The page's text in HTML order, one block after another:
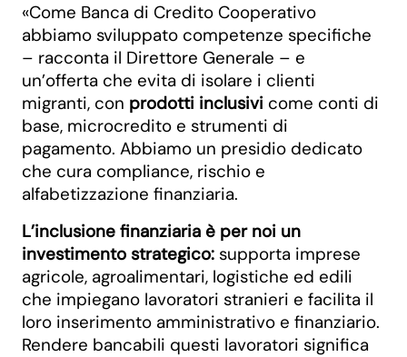
«Come Banca di Credito Cooperativo
abbiamo sviluppato competenze specifiche
– racconta il Direttore Generale – e
un’offerta che evita di isolare i clienti
migranti, con prodotti inclusivi come conti di
base, microcredito e strumenti di
pagamento. Abbiamo un presidio dedicato
che cura compliance, rischio e
alfabetizzazione finanziaria.
L’inclusione finanziaria è per noi un
investimento strategico: supporta imprese
agricole, agroalimentari, logistiche ed edili
che impiegano lavoratori stranieri e facilita il
loro inserimento amministrativo e finanziario.
Rendere bancabili questi lavoratori significa